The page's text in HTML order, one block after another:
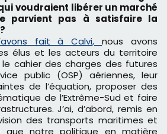
voudraient libérer un marché
parvient pas à satisfaire la
fait à Calvi,nous avons
élus et les acteurs du territoire
cahier des charges des futures
public (OSP) aériennes, leur
de l’équation, proposer des
de l’Extrême-Sud et faire
J’ai, d’abord, remis en
des transports maritimes et
que notre politique en matière